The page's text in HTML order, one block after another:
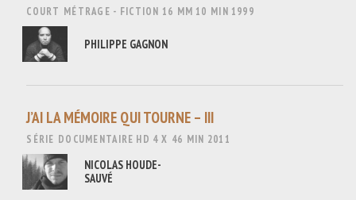
COURT MÉTRAGE - FICTION 16 MM 10 MIN 1999
PHILIPPE GAGNON
J’AI LA MÉMOIRE QUI TOURNE – III
SÉRIE DOCUMENTAIRE HD 4 X 46 MIN 2011
NICOLAS HOUDE-
SAUVÉ